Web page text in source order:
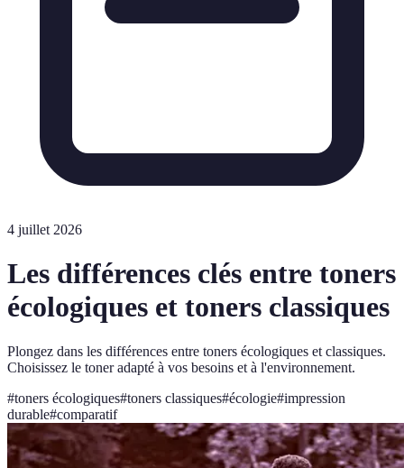
4 juillet 2026
Les différences clés entre toners
écologiques et toners classiques
Plongez dans les différences entre toners écologiques et classiques.
Choisissez le toner adapté à vos besoins et à l'environnement.
#toners écologiques#toners classiques#écologie#impression
durable#comparatif